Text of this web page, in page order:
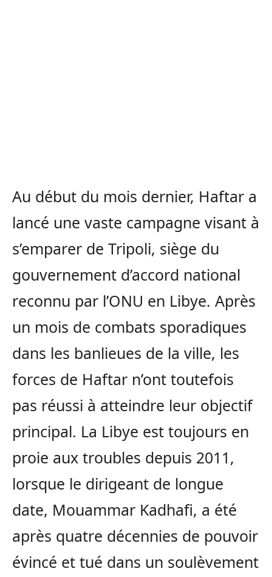
Au début du mois dernier, Haftar a
lancé une vaste campagne visant à
s’emparer de Tripoli, siège du
gouvernement d’accord national
reconnu par l’ONU en Libye. Après
un mois de combats sporadiques
dans les banlieues de la ville, les
forces de Haftar n’ont toutefois
pas réussi à atteindre leur objectif
principal. La Libye est toujours en
proie aux troubles depuis 2011,
lorsque le dirigeant de longue
date, Mouammar Kadhafi, a été
après quatre décennies de pouvoir
évincé et tué dans un soulèvement